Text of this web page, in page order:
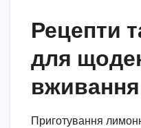
Рецепти
для
вживання
Приготування